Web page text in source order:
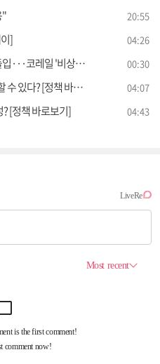
" 20:55
] 04:26
코레일 '비상체제' 00:30
다? [정책 바로보기] 04:07
[정책 바로보기] 04:43